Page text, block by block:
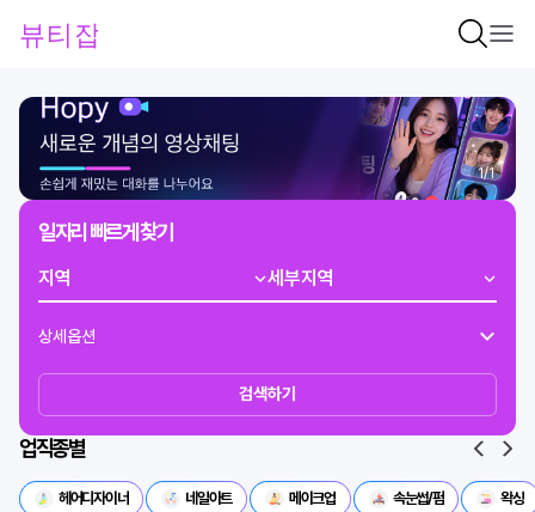
1/1
일자리 빠르게 찾기
상세옵션
검색하기
업직종별
헤어디자이너 네일아트 메이크업 속눈썹/펌 왁싱